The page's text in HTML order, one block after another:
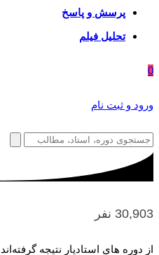
پرسش و پاسخ
تحلیل فیلم
0
ورود و ثبت نام
30,903 نفر
از دوره های استادیار نتیجه